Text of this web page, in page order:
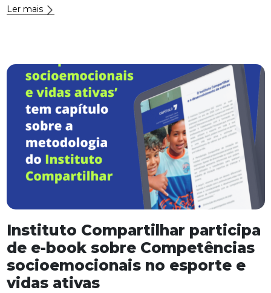
Ler mais
Instituto Compartilhar participa
de e-book sobre Competências
socioemocionais no esporte e
vidas ativas